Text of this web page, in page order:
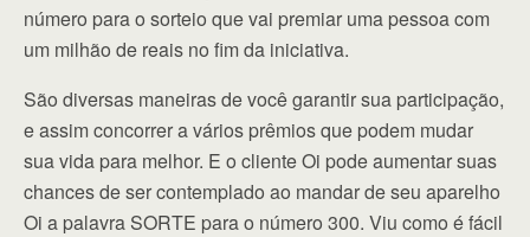
número para o sorteio que vai premiar uma pessoa com
um milhão de reais no fim da iniciativa.
São diversas maneiras de você garantir sua participação,
e assim concorrer a vários prêmios que podem mudar
sua vida para melhor. E o cliente Oi pode aumentar suas
chances de ser contemplado ao mandar de seu aparelho
Oi a palavra SORTE para o número 300. Viu como é fácil